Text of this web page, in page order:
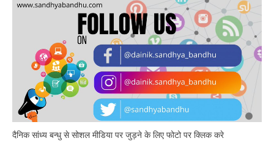
दैनिक सांध्य बन्धु से सोशल मीडिया पर जुड़ने के लिए फोटो पर क्लिक करे